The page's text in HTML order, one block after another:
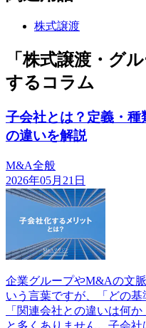
株式譲渡
「株式譲渡・グ
するコラム
子会社とは？定義・種
の違いを解説
M&A全般
2026年05月21日
企業グループやM&Aの文
いう言葉ですが、「どの基
「関連会社との違いは何
と多くありません。子会